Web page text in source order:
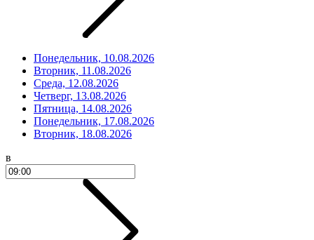
Понедельник, 10.08.2026
Вторник, 11.08.2026
Среда, 12.08.2026
Четверг, 13.08.2026
Пятница, 14.08.2026
Понедельник, 17.08.2026
Вторник, 18.08.2026
в